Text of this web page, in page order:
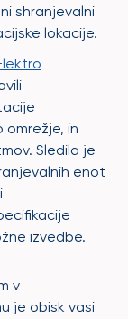
shranjevalni
lokacije.
omrežje, in
Sledila je
enot
izvedbe.
v
je obisk vasi